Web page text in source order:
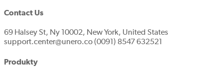
Contact Us
69 Halsey St, Ny 10002, New York, United States
support.center@unero.co (0091) 8547 632521
Produkty